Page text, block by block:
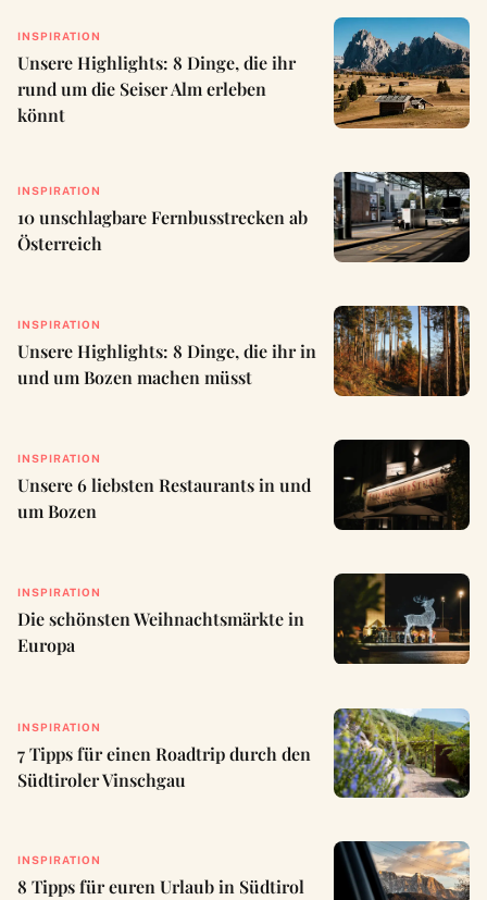
INSPIRATION
Unsere Highlights: 8 Dinge, die ihr
rund um die Seiser Alm erleben
könnt
INSPIRATION
10 unschlagbare Fernbusstrecken ab
Österreich
INSPIRATION
Unsere Highlights: 8 Dinge, die ihr in
und um Bozen machen müsst
INSPIRATION
Unsere 6 liebsten Restaurants in und
um Bozen
INSPIRATION
Die schönsten Weihnachtsmärkte in
Europa
INSPIRATION
7 Tipps für einen Roadtrip durch den
Südtiroler Vinschgau
INSPIRATION
8 Tipps für euren Urlaub in Südtirol